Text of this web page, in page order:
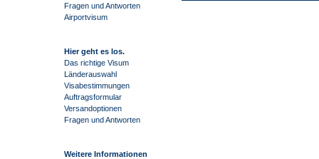
Fragen und Antworten
Airportvisum
Hier geht es los.
Das richtige Visum
Länderauswahl
Visabestimmungen
Auftragsformular
Versandoptionen
Fragen und Antworten
Weitere Informationen